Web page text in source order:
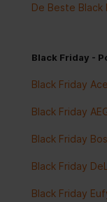
De Beste Black
Black Friday -
Black Friday
Black Friday
Black Friday
Black Friday
Black Friday